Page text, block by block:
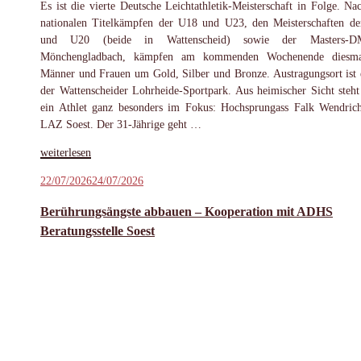
Es ist die vierte Deutsche Leichtathletik-Meisterschaft in Folge.
nationalen Titelkämpfen der U18 und U23, den Meisterschaften
und U20 (beide in Wattenscheid) sowie der Masters-
Mönchengladbach, kämpfen am kommenden Wochenende
Männer und Frauen um Gold, Silber und Bronze. Austragungsort ist
der Wattenscheider Lohrheide-Sportpark. Aus heimischer Sicht
ein Athlet ganz besonders im Fokus: Hochsprungass Falk
LAZ Soest. Der 31-Jährige geht …
„Wendrich
für
bei
der
weiterlesen
Veröffentlicht
22/07/202624/07/2026
Berührungsängste abbauen – Kooperation mit ADHS
Beratungsstelle Soest